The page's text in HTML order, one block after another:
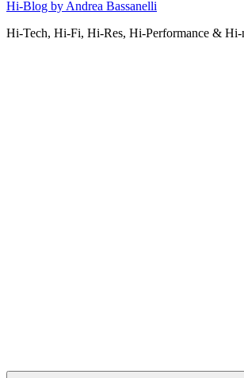
Hi-Blog by Andrea Bassanelli
Hi-Tech, Hi-Fi, Hi-Res, Hi-Performance &